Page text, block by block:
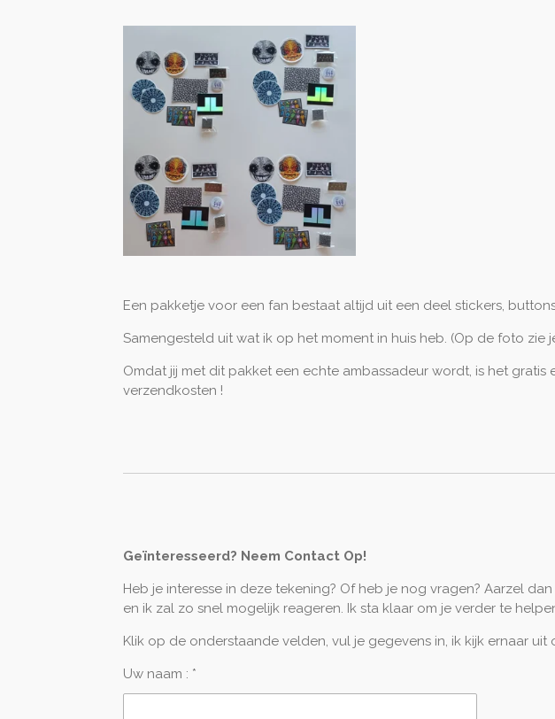
Een pakketje voor een fan bestaat altijd uit een deel stickers,
Samengesteld uit wat ik op het moment in huis heb. (Op de foto zie
Omdat jij met dit pakket een echte ambassadeur wordt, is het gratis
verzendkosten !
Geïnteresseerd? Neem Contact Op!
Heb je interesse in deze tekening? Of heb je nog vragen? Aarzel
en ik zal zo snel mogelijk reageren. Ik sta klaar om je verder te
Klik op de onderstaande velden, vul je gegevens in, ik kijk ernaar uit
Uw naam : *